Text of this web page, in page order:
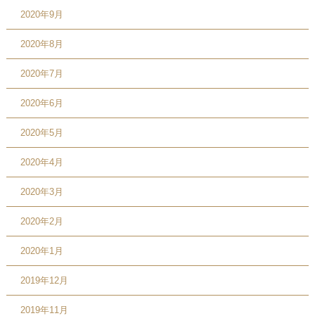
2020年9月
2020年8月
2020年7月
2020年6月
2020年5月
2020年4月
2020年3月
2020年2月
2020年1月
2019年12月
2019年11月